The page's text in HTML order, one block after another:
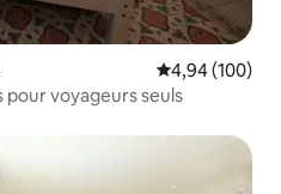
Évaluation
4,94 (100)
pour voyageurs seuls